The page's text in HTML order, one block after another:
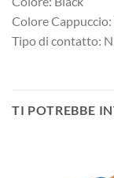
Colore Cappuccio:
Tipo di contatto:
TI POTREBBE